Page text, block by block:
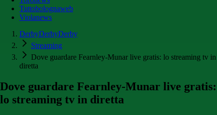
Tuttobolognaweb
Violanews
DerbyDerbyDerby
Streaming
Dove guardare Fearnley-Munar live gratis: lo streaming tv in
diretta
Dove guardare Fearnley-Munar live gratis:
lo streaming tv in diretta